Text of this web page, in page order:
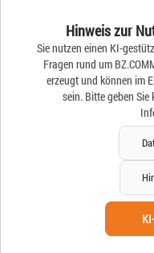
Hinweis zur
Sie nutzen einen KI-
Fragen rund um
erzeugt und können im
sein. Bitte geben
Frische